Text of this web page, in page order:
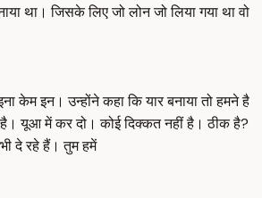
था। जिसके लिए जो लोन जो लिया गया था वो
केम इन। उन्होंने कहा कि यार बनाया तो हमने है
है। यूआ में कर दो। कोई दिक्कत नहीं है। ठीक है?
दे रहे हैं। तुम हमें